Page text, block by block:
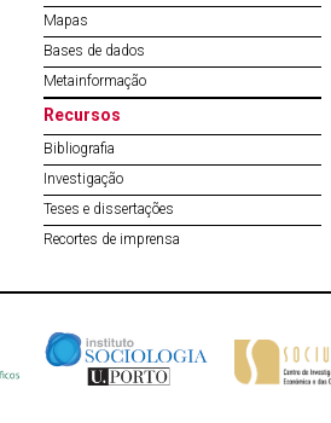
Mapas
Bases de dados
Metainformação
Recursos
Bibliografia
Investigação
Teses e dissertações
Recortes de imprensa